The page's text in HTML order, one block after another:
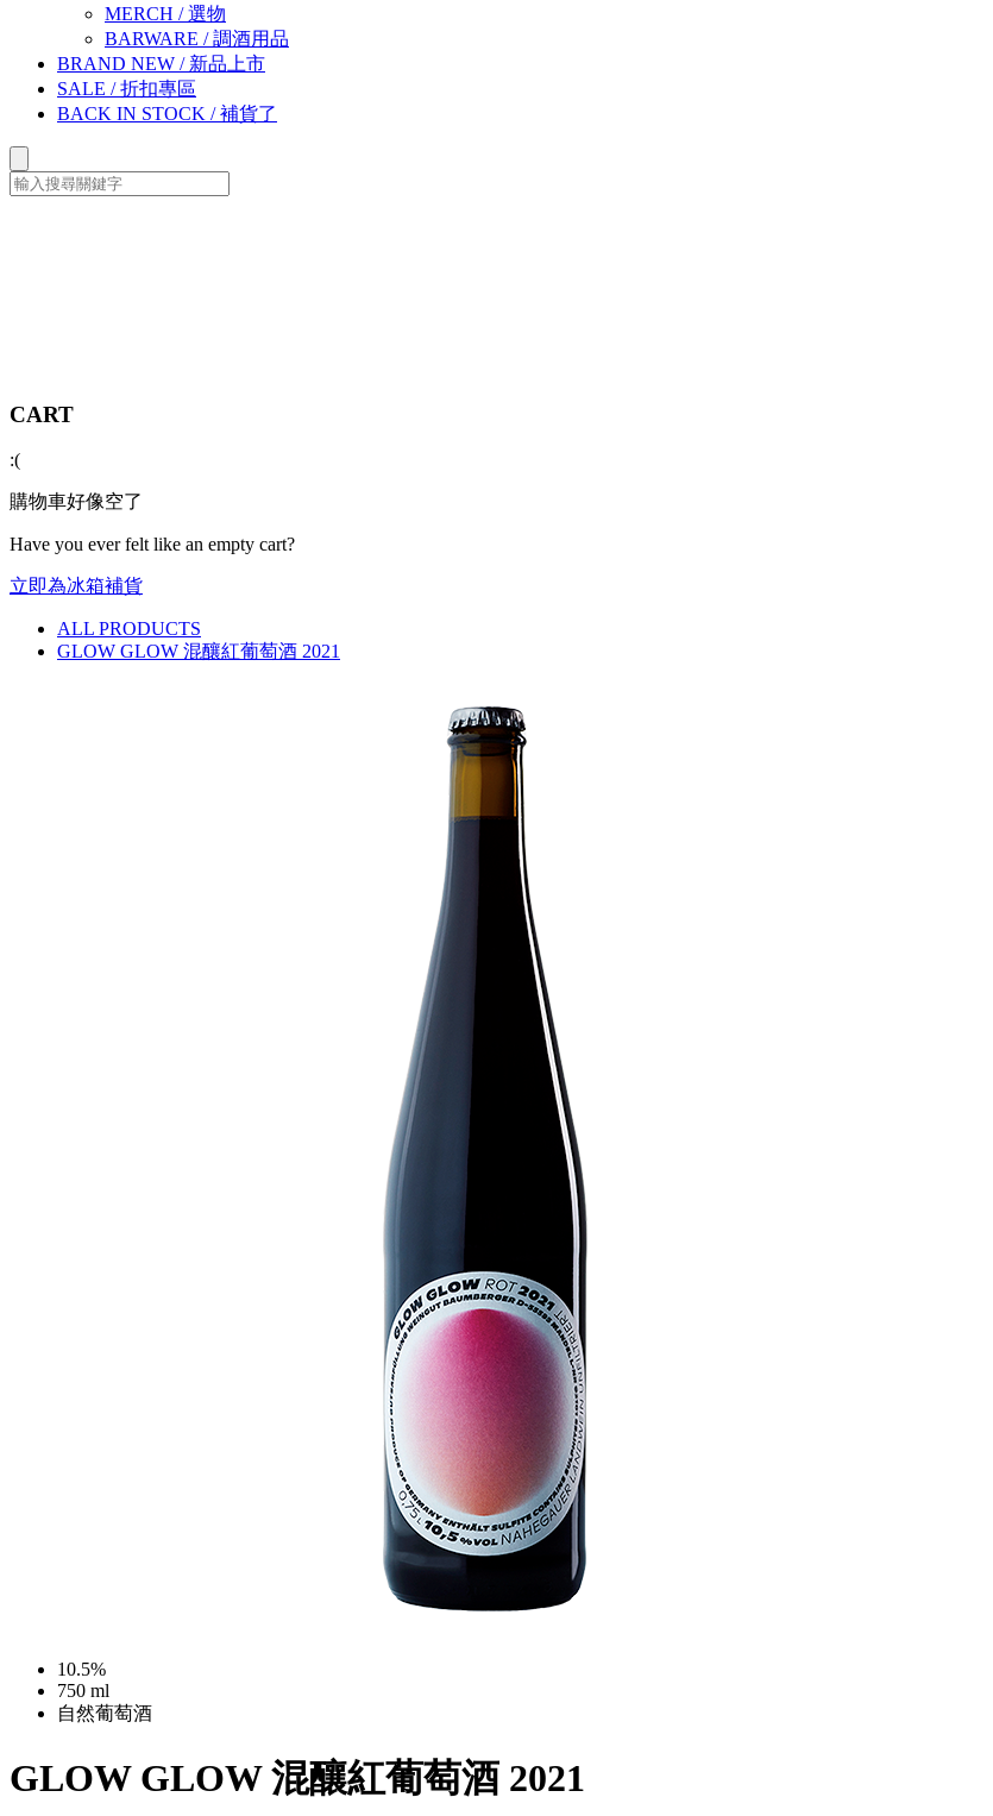
MERCH /選物
BARWARE /調酒用品
BRAND NEW / 新品上市
SALE /折扣專區
BACK IN STOCK /補貨了
CART
:(
購物車好像空了
Have you ever felt like an empty cart?
立即為冰箱補貨
ALL PRODUCTS
GLOW GLOW 混釀紅葡萄酒 2021
10.5%
750 ml
自然葡萄酒
GLOW GLOW 混釀紅葡萄酒 2021